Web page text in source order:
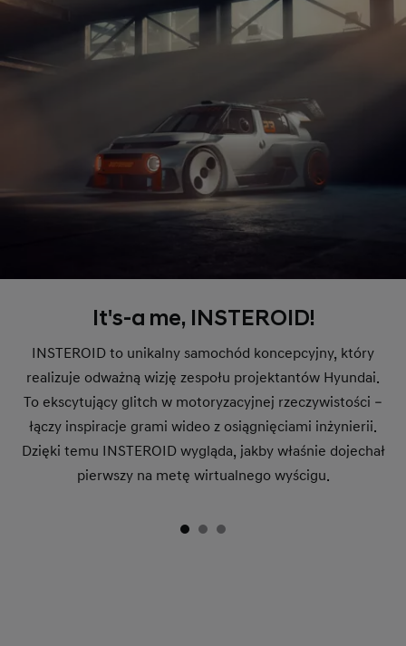
It's-a me, INSTEROID!
INSTEROID to unikalny samochód koncepcyjny, który
realizuje odważną wizję zespołu projektantów Hyundai.
To ekscytujący glitch w motoryzacyjnej rzeczywistości –
łączy inspiracje grami wideo z osiągnięciami inżynierii.
Dzięki temu INSTEROID wygląda, jakby właśnie dojechał
pierwszy na metę wirtualnego wyścigu.